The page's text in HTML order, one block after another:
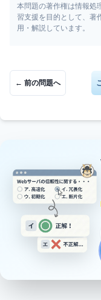
本問題の著作権は情報処
習支援を目的として、著
用・解説しています。
← 前の問題へ